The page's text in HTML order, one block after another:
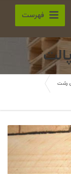
فهرست
رشت